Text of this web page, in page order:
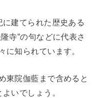
建てられた歴史ある
寺”の句などに代表さ
に知られています。
東院伽藍まで含めると
いでしょう。